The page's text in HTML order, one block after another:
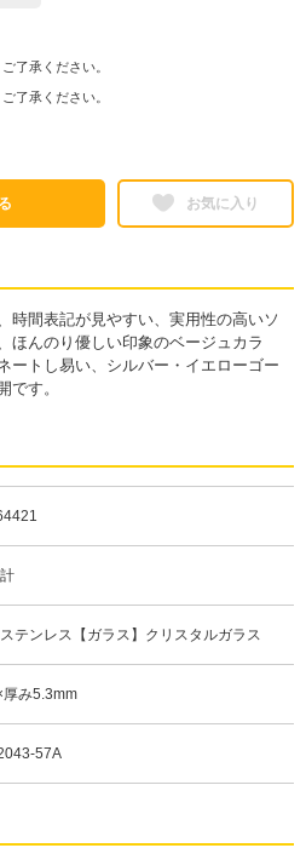
了承ください。
了承ください。
お気に入り
時間表記が見やすい、実用性の高いソ
ほんのり優しい印象のベージュカラ
ートし易い、シルバー・イエローゴー
です。
ステンレス【ガラス】クリスタルガラス
み5.3mm
57A